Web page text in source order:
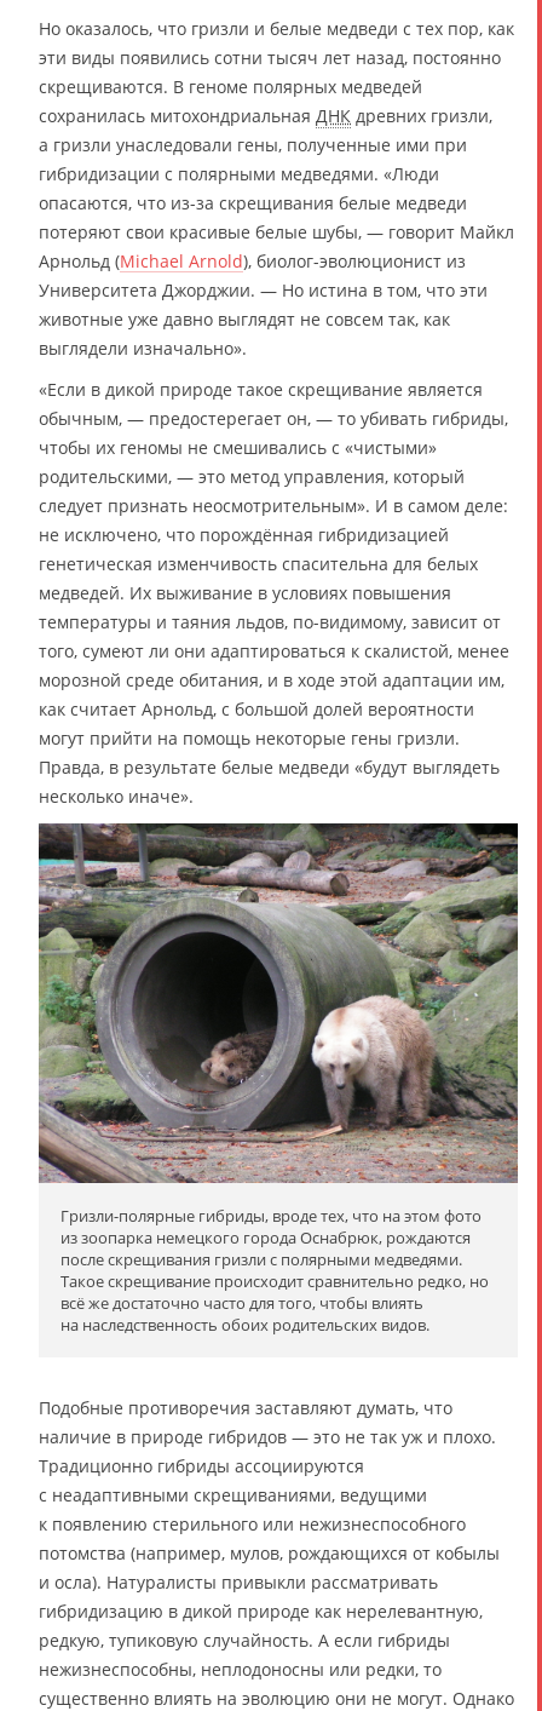
Но оказалось, что гризли и белые медведи с тех пор, как
эти виды появились сотни тысяч лет назад, постоянно
скрещиваются. В геноме полярных медведей
сохранилась митохондриальная ДНК древних гризли,
а гризли унаследовали гены, полученные ими при
гибридизации с полярными медведями. «Люди
опасаются, что из-за скрещивания белые медведи
потеряют свои красивые белые шубы, — говорит Майкл
Арнольд (Michael Arnold), биолог-эволюционист из
Университета Джорджии. — Но истина в том, что эти
животные уже давно выглядят не совсем так, как
выглядели изначально».
«Если в дикой природе такое скрещивание является
обычным, — предостерегает он, — то убивать гибриды,
чтобы их геномы не смешивались с «чистыми»
родительскими, — это метод управления, который
следует признать неосмотрительным». И в самом деле:
не исключено, что порождённая гибридизацией
генетическая изменчивость спасительна для белых
медведей. Их выживание в условиях повышения
температуры и таяния льдов, по-видимому, зависит от
того, сумеют ли они адаптироваться к скалистой, менее
морозной среде обитания, и в ходе этой адаптации им,
как считает Арнольд, с большой долей вероятности
могут прийти на помощь некоторые гены гризли.
Правда, в результате белые медведи «будут выглядеть
несколько иначе».
Гризли-полярные гибриды, вроде тех, что на этом фото
из зоопарка немецкого города Оснабрюк, рождаются
после скрещивания гризли с полярными медведями.
Такое скрещивание происходит сравнительно редко, но
всё же достаточно часто для того, чтобы влиять
на наследственность обоих родительских видов.
Подобные противоречия заставляют думать, что
наличие в природе гибридов — это не так уж и плохо.
Традиционно гибриды ассоциируются
с неадаптивными скрещиваниями, ведущими
к появлению стерильного или нежизнеспособного
потомства (например, мулов, рождающихся от кобылы
и осла). Натуралисты привыкли рассматривать
гибридизацию в дикой природе как нерелевантную,
редкую, тупиковую случайность. А если гибриды
нежизнеспособны, неплодоносны или редки, то
существенно влиять на эволюцию они не могут. Однако